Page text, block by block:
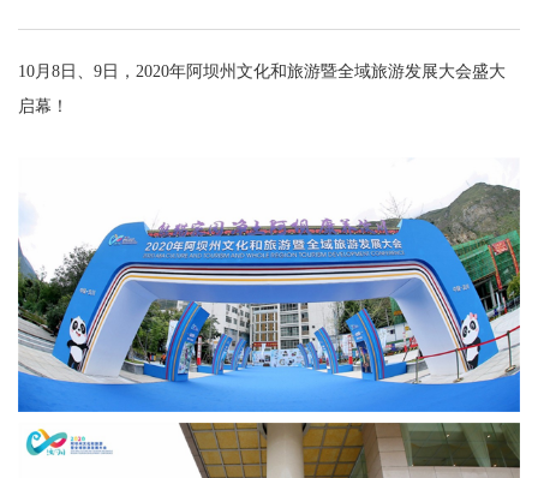
10月8日、9日，2020年阿坝州文化和旅游暨全域旅游发展大会盛大
启幕！